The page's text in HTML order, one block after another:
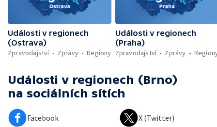
Události v regionech
(Ostrava)
Zpravodajství
Zprávy Regiony
Události v regionech
(Praha)
Zpravodajství
Zprávy
Události v regionech (Brno)
na sociálních sítích
Facebook X (Twitter)